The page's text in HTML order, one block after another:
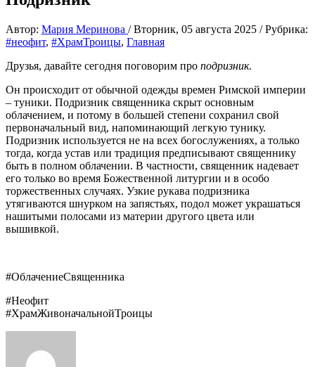
Автор: Мария Меринова /Вторник, 05 августа 2025 /Рубрика:
#неофит, #ХрамТроицы, Главная
Друзья, давайте сегодня поговорим про подризник.
Он происходит от обычной одежды времен Римской империи
– туники. Подризник священника скрыт основным
облачением, и потому в большей степени сохранил свой
первоначальный вид, напоминающий легкую тунику.
Подризник используется не на всех богослужениях, а только
тогда, когда устав или традиция предписывают священнику
быть в полном облачении. В частности, священник надевает
его только во время Божественной литургии и в особо
торжественных случаях. Узкие рукава подризника
утягиваются шнурком на запястьях, подол может украшаться
нашитыми полосами из материи другого цвета или
вышивкой.
#ОблачениеСвященника
#Неофит
#ХрамЖивоначальнойТроицы